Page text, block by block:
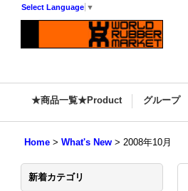
Select Language ▼
★商品一覧★Product グループ
Home > What's New > 2008年10月
新着カテゴリ